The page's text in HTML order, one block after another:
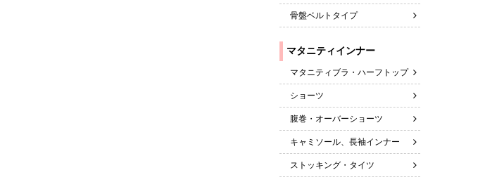
骨盤ベルトタイプ
マタニティブラ・ハーフトップ
ショーツ
腹巻・オーバーショーツ
キャミソール、長袖インナー
ストッキング・タイツ